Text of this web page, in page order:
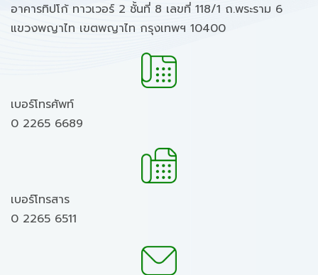
อาคารทิปโก้ ทาวเวอร์ 2 ชั้นที่ 8 เลขที่ 118/1 ถ.พระราม 6
แขวงพญาไท เขตพญาไท กรุงเทพฯ 10400
เบอร์โทรศัพท์
0 2265 6689
เบอร์โทรสาร
0 2265 6511